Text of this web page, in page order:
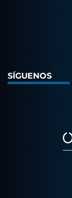
SÍGUENOS